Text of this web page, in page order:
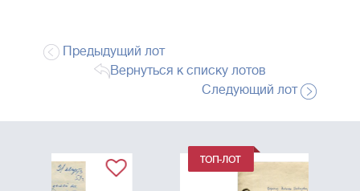
Предыдущий лот
Вернуться к списку лотов
Следующий лот